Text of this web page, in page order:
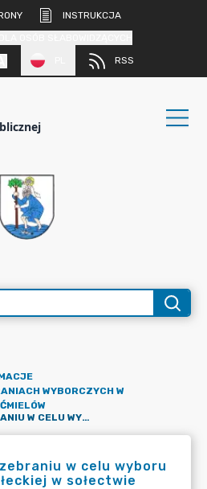
INSTRUKCJA
RSS
WYBORCZYCH W
ZAWIADOMIENIE O ZEBRANIU W CELU WYBORU SOŁTYSA I RADY SOŁECKIEJ W SOŁECTWIE WOJNOWICE
w celu wyboru
w sołectwie